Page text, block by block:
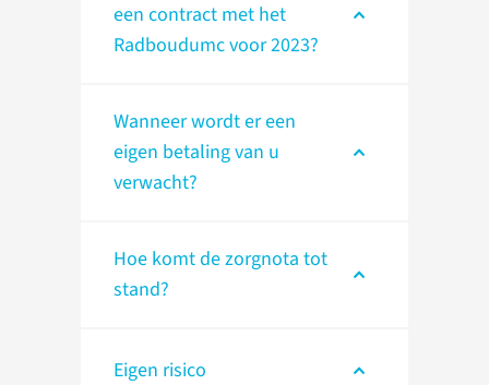
een contract met het
Radboudumc voor 2023?
Wanneer wordt er een
eigen betaling van u
verwacht?
Hoe komt de zorgnota tot
stand?
Eigen risico